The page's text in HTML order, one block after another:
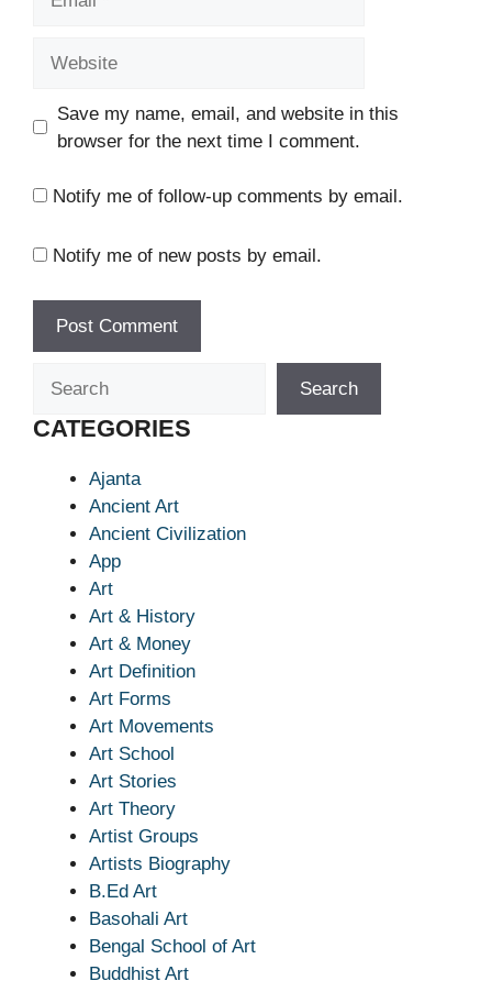
Save my name, email, and website in this
browser for the next time I comment.
Notify me of follow-up comments by email.
Notify me of new posts by email.
Search
CATEGORIES
Ajanta
Ancient Art
Ancient Civilization
App
Art
Art & History
Art & Money
Art Definition
Art Forms
Art Movements
Art School
Art Stories
Art Theory
Artist Groups
Artists Biography
B.Ed Art
Basohali Art
Bengal School of Art
Buddhist Art